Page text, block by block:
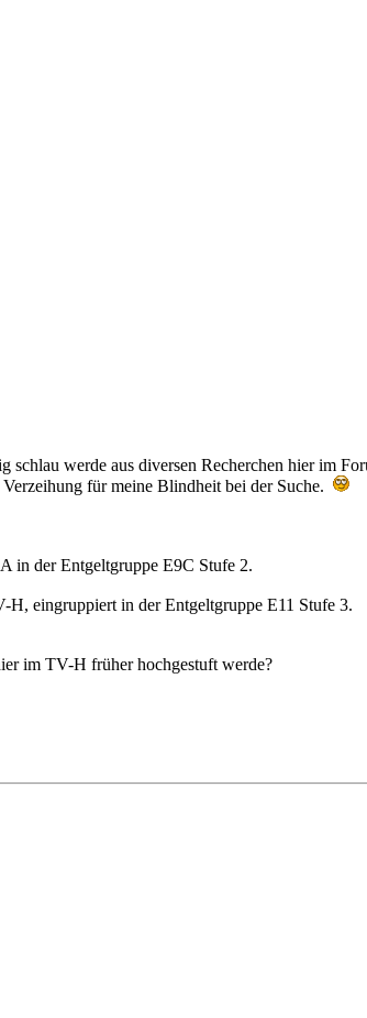
werde aus diversen Recherchen hier im
für meine Blindheit bei der Suche.
in der Entgeltgruppe E9C Stufe 2.
H, eingruppiert in der Entgeltgruppe E11 Stufe 3.
im TV-H früher hochgestuft werde?